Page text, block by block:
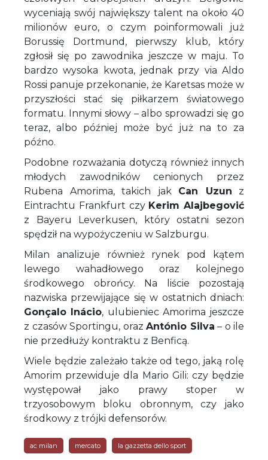
wyceniają swój największy talent na około 40
milionów euro, o czym poinformowali już
Borussię Dortmund, pierwszy klub, który
zgłosił się po zawodnika jeszcze w maju. To
bardzo wysoka kwota, jednak przy via Aldo
Rossi panuje przekonanie, że Karetsas może w
przyszłości stać się piłkarzem światowego
formatu. Innymi słowy – albo sprowadzi się go
teraz, albo później może być już na to za
późno.
Podobne rozważania dotyczą również innych
młodych zawodników cenionych przez
Rubena Amorima, takich jak Can Uzun z
Eintrachtu Frankfurt czy Kerim Alajbegović
z Bayeru Leverkusen, który ostatni sezon
spędził na wypożyczeniu w Salzburgu.
Milan analizuje również rynek pod kątem
lewego wahadłowego oraz kolejnego
środkowego obrońcy. Na liście pozostają
nazwiska przewijające się w ostatnich dniach:
Gonçalo Inácio, ulubieniec Amorima jeszcze
z czasów Sportingu, oraz António Silva – o ile
nie przedłuży kontraktu z Benficą.
Wiele będzie zależało także od tego, jaką rolę
Amorim przewiduje dla Mario Gili: czy będzie
występował jako prawy stoper w
trzyosobowym bloku obronnym, czy jako
środkowy z trójki defensorów.
ac milan mercato la gazzetta dello sport